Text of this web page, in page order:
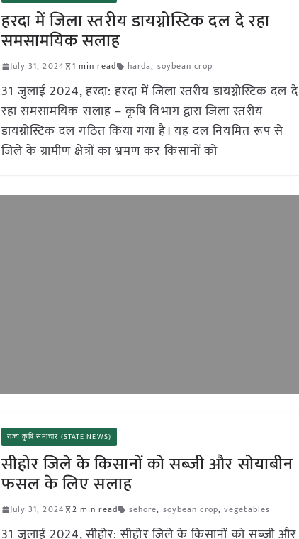
हरदा में जिला स्तरीय डायग्नोस्टिक दल दे रहा
समसामयिक सलाह
July 31, 2024 1 min read harda, soybean crop
31 जुलाई 2024, हरदा: हरदा में जिला स्तरीय डायग्नोस्टिक दल दे
रहा समसामयिक सलाह – कृषि विभाग द्वारा जिला स्तरीय
डायग्नोस्टिक दल गठित किया गया है। यह दल नियमित रूप से
जिले के ग्रामीण क्षेत्रों का भ्रमण कर किसानों को
राज्य कृषि समाचार (STATE NEWS)
सीहोर जिले के किसानों को सब्जी और सोयाबीन
फसल के लिए सलाह
July 31, 2024 2 min read sehore, soybean crop,vegetables
31 जुलाई 2024, सीहोर: सीहोर जिले के किसानों को सब्जी और